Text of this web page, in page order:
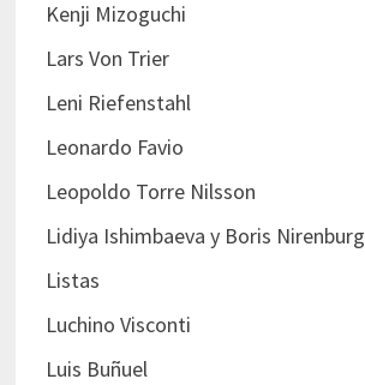
Kenji Mizoguchi
Lars Von Trier
Leni Riefenstahl
Leonardo Favio
Leopoldo Torre Nilsson
Lidiya Ishimbaeva y Boris Nirenburg
Listas
Luchino Visconti
Luis Buñuel